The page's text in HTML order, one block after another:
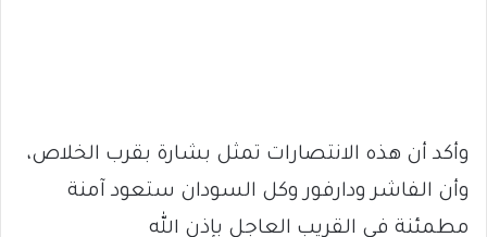
وأكد أن هذه الانتصارات تمثل بشارة بقرب الخلاص،
وأن الفاشر ودارفور وكل السودان ستعود آمنة
مطمئنة في القريب العاجل بإذن الله